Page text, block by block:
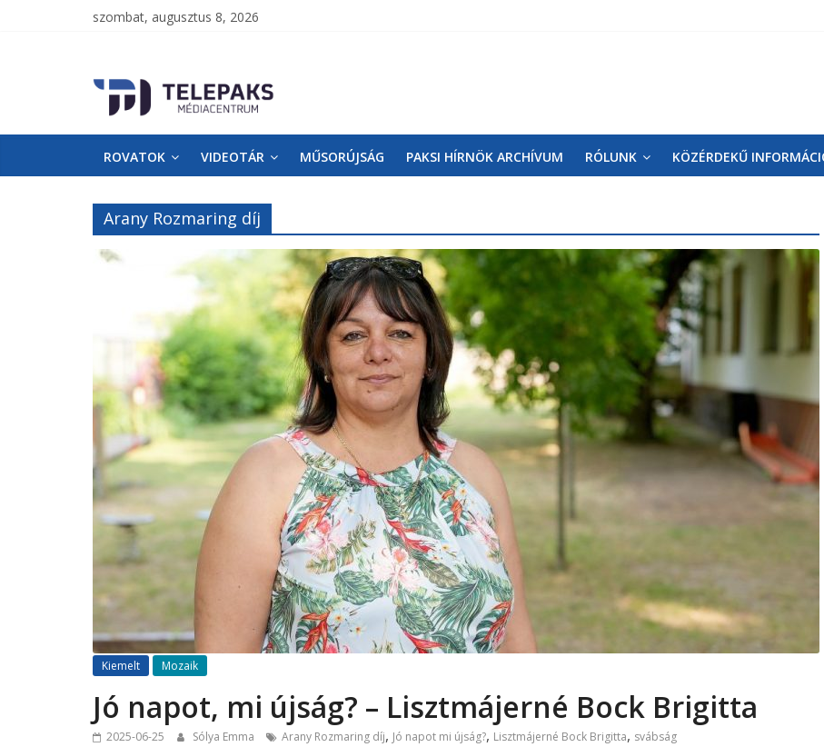
szombat, augusztus 8, 2026
TelePaks
Médiacentrum
TelePaks
Kistérségi
Televízió
honlapja
ROVATOK VIDEOTÁR MŰSORÚJSÁG PAKSI HÍRNÖK ARCHÍVUM RÓLUNK KÖZÉRDEKŰ
Arany Rozmaring díj
Kiemelt Mozaik
Jó napot, mi újság? – Lisztmájerné Bock Brigitta
2025-06-25 Sólya Emma Arany Rozmaring díj, Jó napot mi újság?, Lisztmájerné Bock Brigitta, svábság